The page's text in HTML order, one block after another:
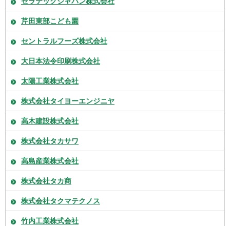
芹田東部こども園
セントラルフーズ株式会社
大日本法令印刷株式会社
太陽工業株式会社
株式会社タイヨーエンジニヤ
高木建設株式会社
株式会社タカサワ
高島産業株式会社
株式会社タカ商
株式会社タクマテクノス
竹内工業株式会社